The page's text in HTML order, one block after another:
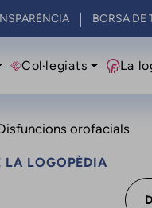
BORSA DE
Col·legiats La
orofacials
LA LOGOPÈDIA